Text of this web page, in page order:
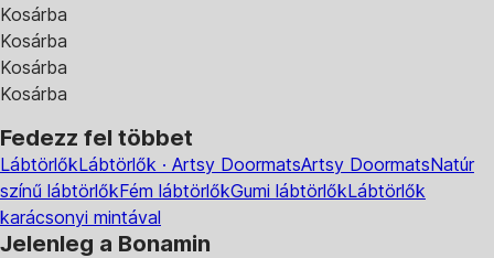
Kosárba
Kosárba
Kosárba
Kosárba
Fedezz fel többet
LábtörlőkLábtörlők · Artsy DoormatsArtsy DoormatsNatúr
színű lábtörlőkFém lábtörlőkGumi lábtörlőkLábtörlők
karácsonyi mintával
Jelenleg a Bonamin